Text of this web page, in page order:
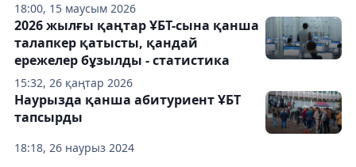
18:00, 15 маусым 2026
15:32, 26 қаңтар 2026
2026 жылғы қаңтар ҰБТ-сына қанша
талапкер қатысты, қандай
ережелер бұзылды - статистика
18:18, 26 наурыз 2024
Наурызда қанша абитуриент ҰБТ
тапсырды